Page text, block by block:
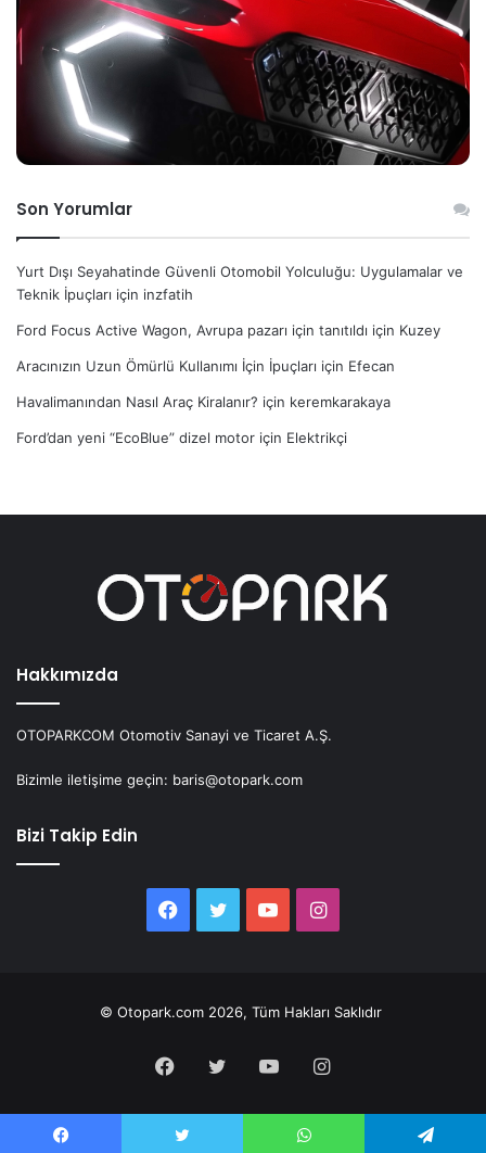
Son Yorumlar
Yurt Dışı Seyahatinde Güvenli Otomobil Yolculuğu: Uygulamalar ve
Teknik İpuçları için inzfatih
Ford Focus Active Wagon, Avrupa pazarı için tanıtıldı için Kuzey
Aracınızın Uzun Ömürlü Kullanımı İçin İpuçları için Efecan
Havalimanından Nasıl Araç Kiralanır? için keremkarakaya
Ford’dan yeni “EcoBlue” dizel motor için Elektrikçi
Hakkımızda
OTOPARKCOM Otomotiv Sanayi ve Ticaret A.Ş.
Bizimle iletişime geçin: baris@otopark.com
Bizi Takip Edin
Facebook
Twitter YouTubeInstagram
© Otopark.com 2026, Tüm Hakları Saklıdır
Facebook
Twitter YouTubeInstagram